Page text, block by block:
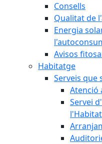
Consells
Qualitat de
Energia
Avisos
Habitatge
Serveis que
Atenció
Servei